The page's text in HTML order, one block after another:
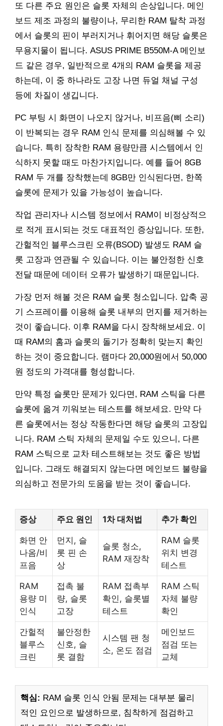
또 다른 주요 원인은 슬롯 자체의 손상입니다. 메인
보드 제조 과정의 불량이나, 무리한 RAM 탈착 과정
에서 슬롯의 핀이 부러지거나 휘어지면 해당 슬롯은
무용지물이 됩니다. ASUS PRIME B550M-A 메인보
드 같은 경우, 일반적으로 4개의 RAM 슬롯을 제공
하는데, 이 중 하나라도 고장 나면 듀얼 채널 구성
등에 차질이 생깁니다.
PC 부팅 시 화면이 나오지 않거나, 비프음(삐 소리)
이 반복되는 경우 RAM 인식 문제를 의심해볼 수 있
습니다. 특히 장착한 RAM 용량만큼 시스템에서 인
식하지 못할 때도 마찬가지입니다. 예를 들어 8GB
RAM 두 개를 장착했는데 8GB만 인식된다면, 한쪽
슬롯에 문제가 있을 가능성이 높습니다.
작업 관리자나 시스템 정보에서 RAM이 비정상적으
로 적게 표시되는 것도 대표적인 증상입니다. 또한,
간헐적인 블루스크린 오류(BSOD) 발생도 RAM 슬
롯 고장과 연관될 수 있습니다. 이는 불안정한 신호
전달 때문에 데이터 오류가 발생하기 때문입니다.
가장 먼저 해볼 것은 RAM 슬롯 청소입니다. 압축 공
기 스프레이를 이용해 슬롯 내부의 먼지를 제거하는
것이 좋습니다. 이후 RAM을 다시 장착해보세요. 이
때 RAM의 홈과 슬롯의 돌기가 정확히 맞는지 확인
하는 것이 중요합니다. 램마다 20,000원에서 50,000
원 정도의 가격대를 형성합니다.
만약 특정 슬롯만 문제가 있다면, RAM 스틱을 다른
슬롯에 옮겨 끼워보는 테스트를 해보세요. 만약 다
른 슬롯에서는 정상 작동한다면 해당 슬롯의 고장입
니다. RAM 스틱 자체의 문제일 수도 있으니, 다른
RAM 스틱으로 교차 테스트해보는 것도 좋은 방법
입니다. 그래도 해결되지 않는다면 메인보드 불량을
의심하고 전문가의 도움을 받는 것이 좋습니다.
증상 주요 원인 1차 대처법 추가 확인
화면 안
나옴/비
프음
먼지, 슬
롯 핀 손
상
슬롯 청소,
RAM 재장착
RAM 슬롯
위치 변경
테스트
RAM
용량 미
인식
접촉 불
량, 슬롯
고장
RAM 접촉부
확인, 슬롯별
테스트
RAM 스틱
자체 불량
확인
간헐적
블루스
크린
불안정한
신호, 슬
롯 결함
시스템 팬 청
소, 온도 점검
메인보드
점검 또는
교체
핵심: RAM 슬롯 인식 안됨 문제는 대부분 물리
적인 요인으로 발생하므로, 침착하게 점검하고